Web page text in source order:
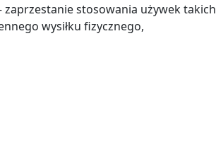
zaprzestanie stosowania używek takich
wysiłku fizycznego,